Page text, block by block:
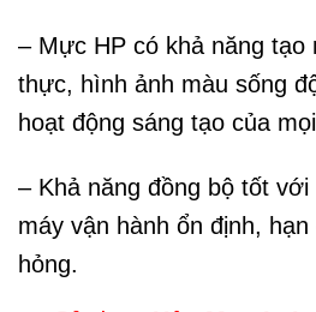
– Mực HP có khả năng tạo
thực, hình ảnh màu sống
hoạt động sáng tạo của
– Khả năng đồng bộ tốt
máy vận hành ổn định,
hỏng.